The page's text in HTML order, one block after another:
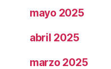
mayo 2025
abril 2025
marzo 2025